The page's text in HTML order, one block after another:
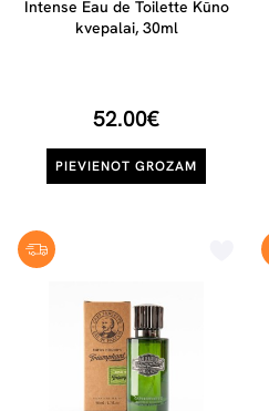
Intense Eau de Toilette Kūno
kvepalai, 30ml
52.00€
PIEVIENOT GROZAM